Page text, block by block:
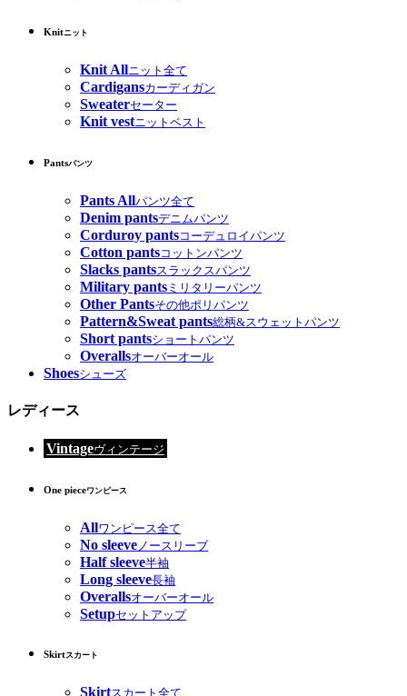
Knitニット
Knit Allニット全て
Cardigansカーディガン
Sweaterセーター
Knit vestニットベスト
Pantsパンツ
Pants Allパンツ全て
Denim pantsデニムパンツ
Corduroy pantsコーデュロイパンツ
Cotton pantsコットンパンツ
Slacks pantsスラックスパンツ
Military pants ミリタリーパンツ
Other Pantsその他ポリパンツ
Pattern&Sweat pants総柄&スウェットパンツ
Short pantsショートパンツ
Overallsオーバーオール
Shoesシューズ
レディース
Vintageヴィンテージ
One pieceワンピース
Allワンピース全て
No sleeve ノースリーブ
Half sleeve半袖
Long sleeve長袖
Overallsオーバーオール
Setupセットアップ
Skirtスカート
Skirtスカート全て